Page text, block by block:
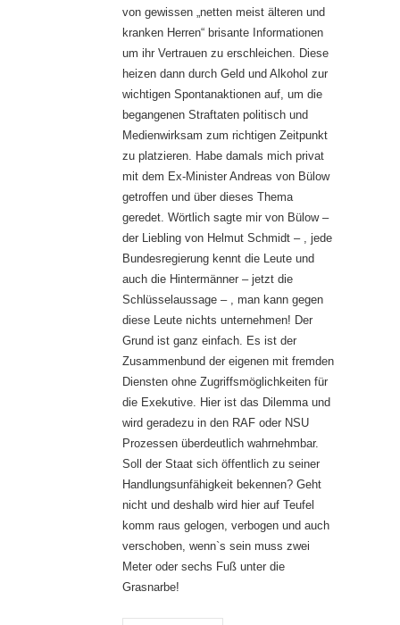
von gewissen „netten meist älteren und
kranken Herren“ brisante Informationen
um ihr Vertrauen zu erschleichen. Diese
heizen dann durch Geld und Alkohol zur
wichtigen Spontanaktionen auf, um die
begangenen Straftaten politisch und
Medienwirksam zum richtigen Zeitpunkt
zu platzieren. Habe damals mich privat
mit dem Ex-Minister Andreas von Bülow
getroffen und über dieses Thema
geredet. Wörtlich sagte mir von Bülow –
der Liebling von Helmut Schmidt – , jede
Bundesregierung kennt die Leute und
auch die Hintermänner – jetzt die
Schlüsselaussage – , man kann gegen
diese Leute nichts unternehmen! Der
Grund ist ganz einfach. Es ist der
Zusammenbund der eigenen mit fremden
Diensten ohne Zugriffsmöglichkeiten für
die Exekutive. Hier ist das Dilemma und
wird geradezu in den RAF oder NSU
Prozessen überdeutlich wahrnehmbar.
Soll der Staat sich öffentlich zu seiner
Handlungsunfähigkeit bekennen? Geht
nicht und deshalb wird hier auf Teufel
komm raus gelogen, verbogen und auch
verschoben, wenn`s sein muss zwei
Meter oder sechs Fuß unter die
Grasnarbe!